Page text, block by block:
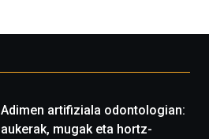
Adimen artifiziala odontologian:
aukerak, mugak eta hortz-